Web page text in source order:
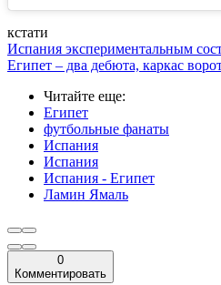
кстати
Испания экспериментальным
Египет – два дебюта, каркас
Читайте еще:
Египет
футбольные фанаты
Испания
Испания
Испания - Египет
Ламин Ямаль
0
Комментировать